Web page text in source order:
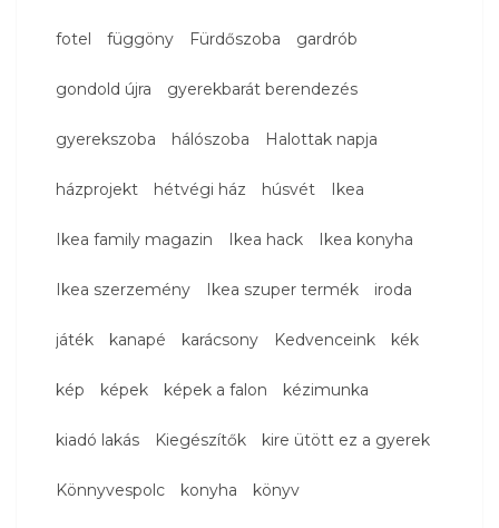
fotel függöny Fürdőszoba gardrób
gondold újra gyerekbarát berendezés
gyerekszoba hálószoba Halottak napja
házprojekt hétvégi ház húsvét Ikea
Ikea family magazin Ikea hack Ikea konyha
Ikea szerzemény Ikea szuper termék iroda
játék kanapé karácsony Kedvenceink kék
kép képek képek a falon kézimunka
kiadó lakás Kiegészítők kire ütött ez a gyerek
Könnyvespolc konyha könyv